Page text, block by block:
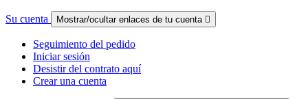
Su cuenta Mostrar/ocultar enlaces de tu cuenta 
Seguimiento del pedido
Iniciar sesión
Desistir del contrato aquí
Crear una cuenta